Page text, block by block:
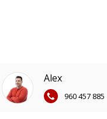
Alex
960 457 885